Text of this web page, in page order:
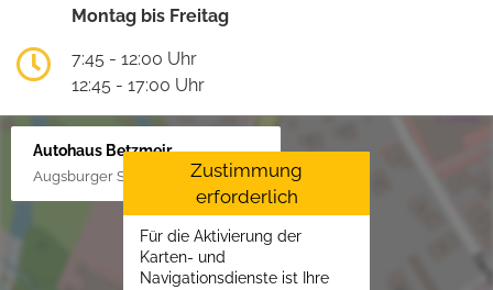
Montag bis Freitag
7:45 - 12:00 Uhr
12:45 - 17:00 Uhr
Autohaus Betzmeir
Augsburger Str. 33, 86551 Aichach
Zustimmung
erforderlich
Für die Aktivierung der
Karten- und
Navigationsdienste ist Ihre